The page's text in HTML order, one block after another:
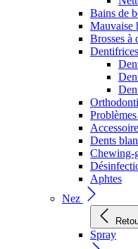
Bains de
Mauvaise
Brosses à
Dentifrices
Dents
Chewing-
Aphtes
Nez
Spray